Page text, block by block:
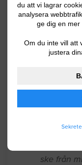
du att vi lagrar
analysera
ge dig en mer
Om du inte vill att
justera
Klickgolv
kvm
Önskar
ske från